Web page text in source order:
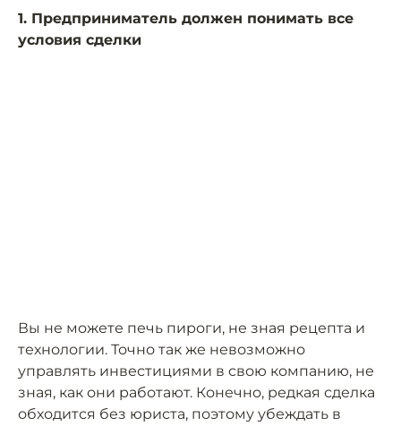
1. Предприниматель должен понимать все
условия сделки
Вы не можете печь пироги, не зная рецепта и
технологии. Точно так же невозможно
управлять инвестициями в свою компанию, не
зная, как они работают. Конечно, редкая сделка
обходится без юриста, поэтому убеждать в